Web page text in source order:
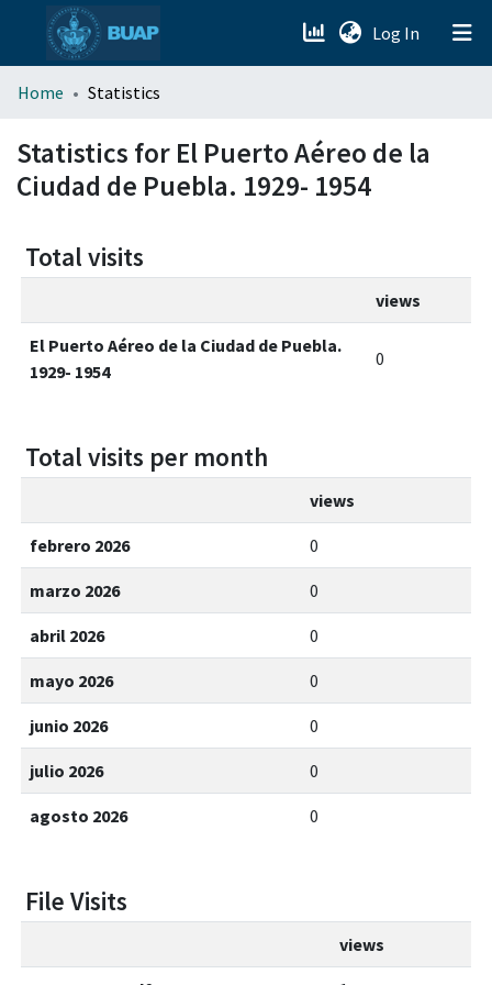
Log In (current)
menu.section.about_menu
All of DSpace
Home Statistics
Statistics for El Puerto Aéreo de la
Ciudad de Puebla. 1929- 1954
Total visits
views
El Puerto Aéreo de la Ciudad de Puebla.
1929- 1954
0
Total visits per month
views
febrero 2026 0
marzo 2026 0
abril 2026 0
mayo 2026 0
junio 2026 0
julio 2026 0
agosto 2026 0
File Visits
views